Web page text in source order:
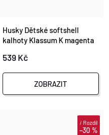
Husky Dětské softshell
kalhoty Klassum K magenta
539 Kč
ZOBRAZIT
–30 %
iRozdíl